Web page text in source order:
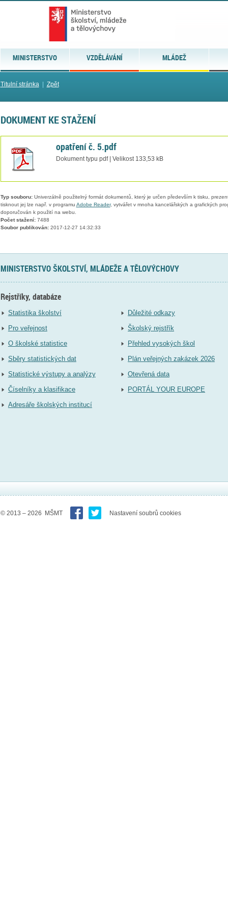
MINISTERSTVO VZDĚLÁVÁNÍ MLÁDEŽ
Titulní stránka| Zpět
DOKUMENT KE STAŽENÍ
opatření č. 5.pdf
Dokument typu pdf | Velikost 133,53 kB
Typ souboru:Univerzálně použitelný formát dokumentů, který je určen především k tisku,
tisknout jej lze např. v programu Adobe Reader, vytvářet v mnoha kancelářských a grafických
doporučován k použití na webu.
Počet stažení:7488
Soubor publikován:2017-12-27 14:32:33
MINISTERSTVO ŠKOLSTVÍ, MLÁDEŽE A TĚLOVÝCHOVY
Rejstříky, databáze
Statistika školství
Pro veřejnost
O školské statistice
Sběry statistických dat
Statistické výstupy a analýzy
Číselníky a klasifikace
Adresáře školských institucí
Důležité odkazy
Školský rejstřík
Přehled vysokých škol
Plán veřejných zakázek 2026
Otevřená data
PORTÁL YOUR EUROPE
© 2013 – 2026 MŠMT Nastavení soubrů cookies